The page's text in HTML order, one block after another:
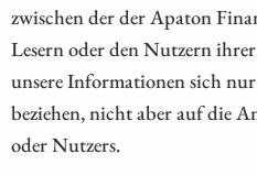
zwischen der der Apaton
Lesern oder den Nutzern
unsere Informationen sich
beziehen, nicht aber auf die
oder Nutzers.